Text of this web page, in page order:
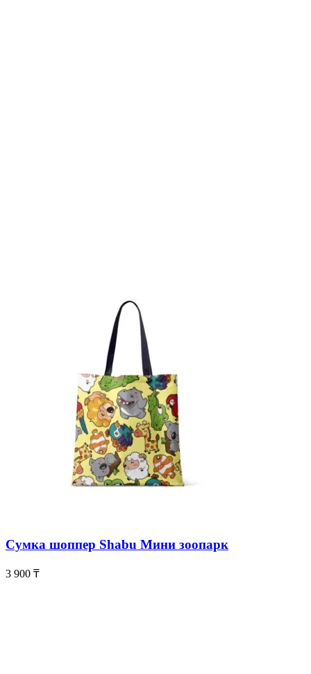
Сумка шоппер Shabu Мини зоопарк
3 900 ₸